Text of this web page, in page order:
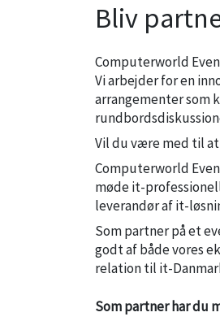
Bliv
Computerworld
Vi arbejder for en
arrangementer som
Vil du være med til
Computerworld
møde it-
leverandør af it-
Som partner på et
godt af både vores
relation til it-
Som partner har du